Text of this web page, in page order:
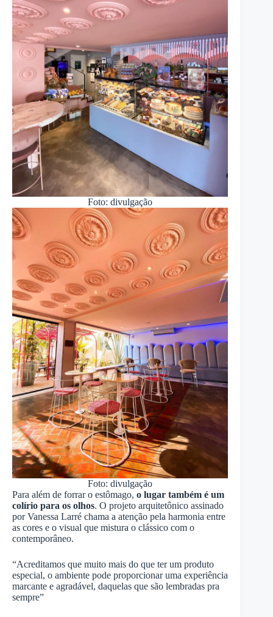
Foto: divulgação
Foto: divulgação
Para além de forrar o estômago, o lugar também é um
colírio para os olhos. O projeto arquitetônico assinado
por Vanessa Larré chama a atenção pela harmonia entre
as cores e o visual que mistura o clássico com o
contemporâneo.
“Acreditamos que muito mais do que ter um produto
especial, o ambiente pode proporcionar uma experiência
marcante e agradável, daquelas que são lembradas pra
sempre”